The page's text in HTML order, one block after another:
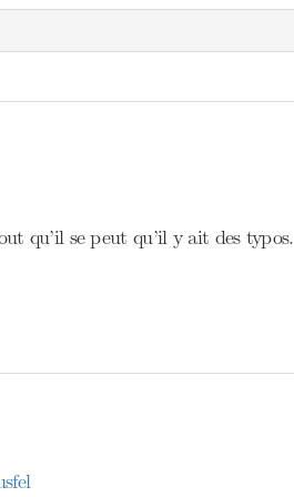
qu’il se peut qu’il y ait des typos.